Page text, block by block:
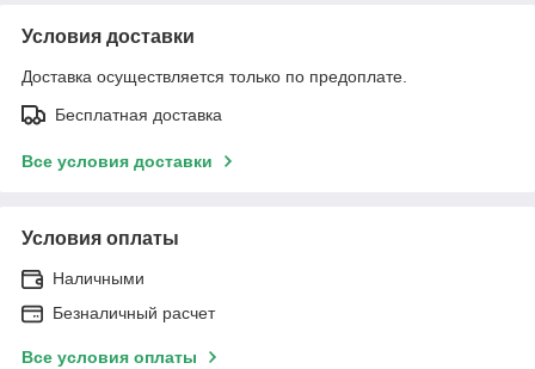
Условия доставки
Доставка осуществляется только по предоплате.
Бесплатная доставка
Все условия доставки
Условия оплаты
Наличными
Безналичный расчет
Все условия оплаты